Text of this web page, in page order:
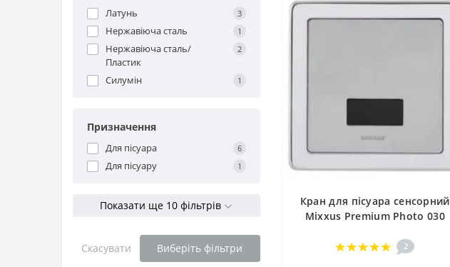
Латунь 3
Нержавіюча сталь 1
Нержавіюча сталь/
Пластик
2
Силумін 1
Призначення
Для пісуара 6
Для пісуару 1
Показати ще 10 фільтрів
Скасувати Виберіть фільтри
Кран для пісуара сенсорний
Mixxus Premium Photo 030
2